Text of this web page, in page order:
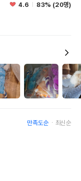
4.6 83% (20명)
만족도순 최신순